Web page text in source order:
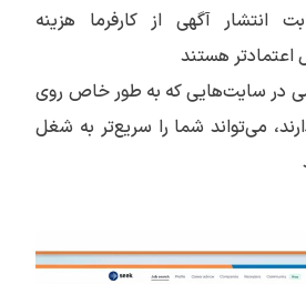
انتشار آگهی از کارفرما هزینه
اعتمادتر هستند
سایت‌هایی که به طور خاص روی
می‌تواند شما را سریع‌تر به شغل